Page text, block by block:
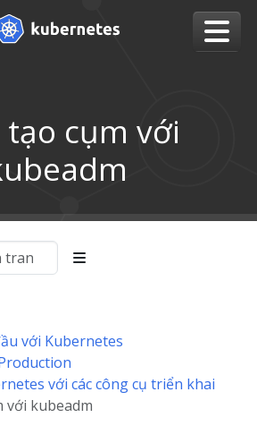
tạo cụm với
với Kubernetes
với các công cụ triển khai
với kubeadm